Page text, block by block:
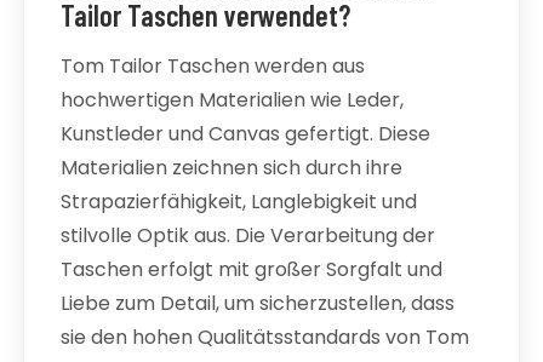
Tailor Taschen verwendet?
Tom Tailor Taschen werden aus
hochwertigen Materialien wie Leder,
Kunstleder und Canvas gefertigt. Diese
Materialien zeichnen sich durch ihre
Strapazierfähigkeit, Langlebigkeit und
stilvolle Optik aus. Die Verarbeitung der
Taschen erfolgt mit großer Sorgfalt und
Liebe zum Detail, um sicherzustellen, dass
sie den hohen Qualitätsstandards von Tom